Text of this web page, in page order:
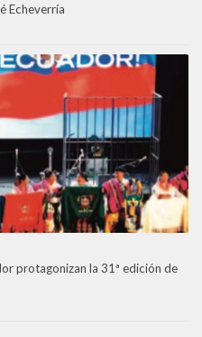
Echeverría
protagonizan la 31ª edición de